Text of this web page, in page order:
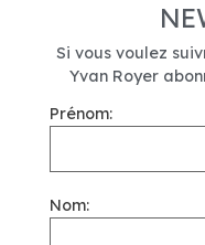
Si vous voulez
Yvan Royer
Prénom:
Nom: